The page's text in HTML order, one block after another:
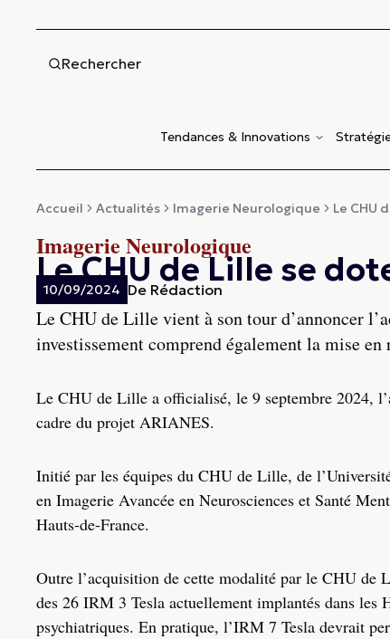
Rechercher
Tendances & Innovations
Accueil Actualités Imagerie Neurologique Le CHU
Imagerie Neurologique
Le CHU de Lille se
10/09/2024 De Rédaction
Le CHU de Lille vient à son tour d’annoncer
investissement comprend également la mise
Le CHU de Lille a officialisé, le 9 septembre 2024,
cadre du projet ARIANES.
Initié par les équipes du CHU de Lille, de
en Imagerie Avancée en Neurosciences et Santé
Hauts-de-France.
Outre l’acquisition de cette modalité par le CHU
des 26 IRM 3 Tesla actuellement implantés dans les
psychiatriques. En pratique, l’IRM 7 Tesla devrait